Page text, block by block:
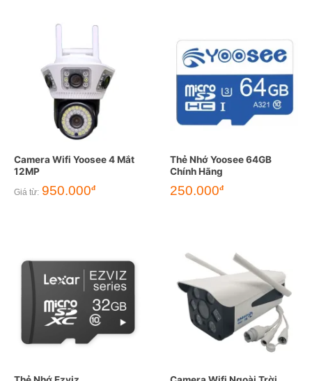
Camera Wifi Yoosee 4 Mắt
12MP
Giá từ: 950.000đ
Thẻ Nhớ Yoosee 64GB
Chính Hãng
250.000đ